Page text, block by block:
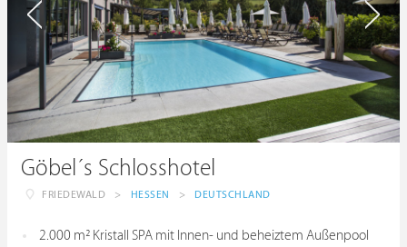
Göbel´s Schlosshotel
FRIEDEWALD > HESSEN > DEUTSCHLAND
2.000 m² Kristall SPA mit Innen- und beheiztem Außenpool